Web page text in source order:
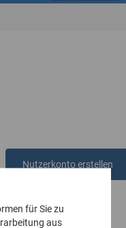
Nutzerkonto erstellen
oderanmelden
für Sie zu
aus